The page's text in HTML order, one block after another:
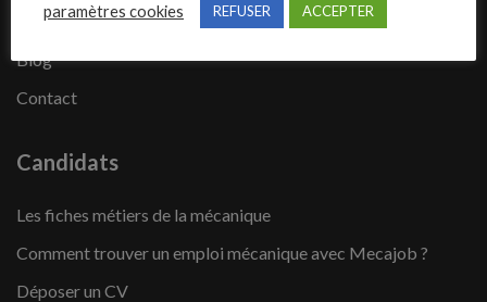
Questions fréquentes
Blog
Contact
Candidats
Les fiches métiers de la mécanique
Comment trouver un emploi mécanique avec Mecajob ?
Déposer un CV
paramètres cookies REFUSER ACCEPTER